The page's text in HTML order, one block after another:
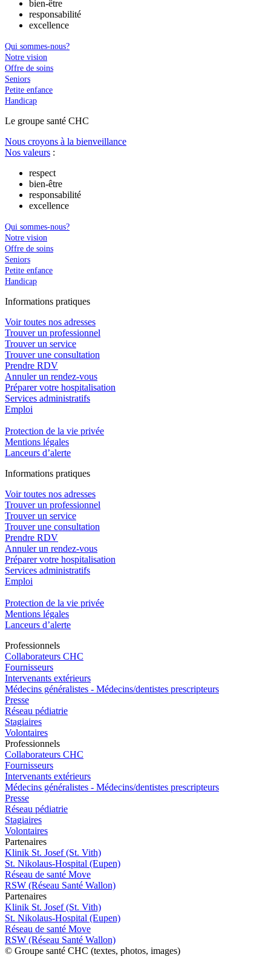
bien-être
responsabilité
excellence
Qui sommes-nous?
Notre vision
Offre de soins
Seniors
Petite enfance
Handicap
Le groupe santé CHC
Nous croyons à la bienveillance
Nos valeurs :
respect
bien-être
responsabilité
excellence
Qui sommes-nous?
Notre vision
Offre de soins
Seniors
Petite enfance
Handicap
Informations pratiques
Voir toutes nos adresses
Trouver un professionnel
Trouver un service
Trouver une consultation
Prendre RDV
Annuler un rendez-vous
Préparer votre hospitalisation
Services administratifs
Emploi​
Protection de la vie privée
Mentions légales
Lanceurs d’alerte
Informations pratiques
Voir toutes nos adresses
Trouver un professionnel
Trouver un service
Trouver une consultation
Prendre RDV
Annuler un rendez-vous
Préparer votre hospitalisation
Services administratifs
Emploi​
Protection de la vie privée
Mentions légales
Lanceurs d’alerte
Professionnels
Collaborateurs CHC
Fournisseurs
Intervenants extérieurs
Médecins généralistes - Médecins/dentistes prescripteurs
Presse
Réseau pédiatrie
Stagiaires
Volontaires
Professionnels
Collaborateurs CHC
Fournisseurs
Intervenants extérieurs
Médecins généralistes - Médecins/dentistes prescripteurs
Presse
Réseau pédiatrie
Stagiaires
Volontaires
Partenaires
Klinik St. Josef (St. Vith)
St. Nikolaus-Hospital (Eupen)
Réseau de santé Move
RSW (Réseau Santé Wallon)
Partenaires
Klinik St. Josef (St. Vith)
St. Nikolaus-Hospital (Eupen)
Réseau de santé Move
RSW (Réseau Santé Wallon)
© Groupe santé CHC (textes, photos, images)